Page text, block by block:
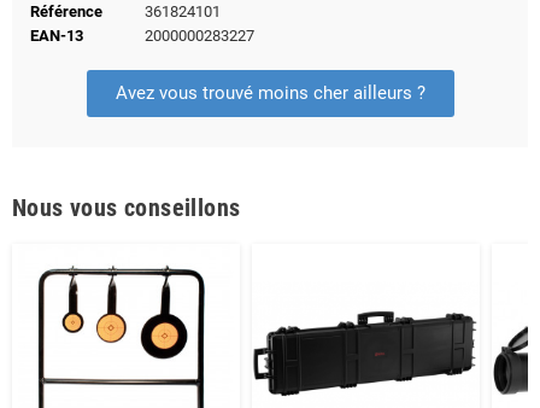
Référence
361824101
EAN-13
2000000283227
Avez vous trouvé moins cher ailleurs ?
Nous vous conseillons